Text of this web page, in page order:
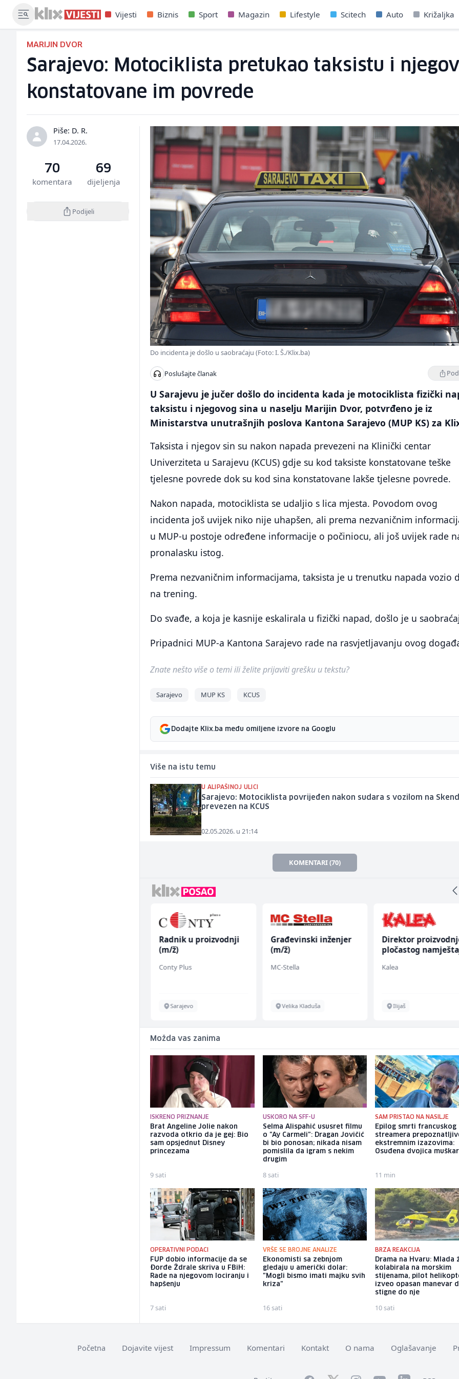
Vijesti Biznis Sport Magazin Lifestyle Scitech Auto Križaljka
MARIJIN DVOR
Sarajevo: Motociklista pretukao taksistu i
konstatovane im povrede
Piše: D. R.
17.04.2026.
70
komentara
69
dijeljenja
Podijeli
Do incidenta je došlo u saobraćaju (Foto: I. Š./Klix.ba)
Poslušajte članak
U Sarajevu je jučer došlo do incidenta kada je motociklista fizički
taksistu i njegovog sina u naselju Marijin Dvor, potvrđeno je iz
Ministarstva unutrašnjih poslova Kantona Sarajevo (MUP KS) za
Taksista i njegov sin su nakon napada prevezeni na Klinički centar
Univerziteta u Sarajevu (KCUS) gdje su kod taksiste konstatovane teške
tjelesne povrede dok su kod sina konstatovane lakše tjelesne povrede.
Nakon napada, motociklista se udaljio s lica mjesta. Povodom ovog
incidenta još uvijek niko nije uhapšen, ali prema nezvaničnim
u MUP-u postoje određene informacije o počiniocu, ali još uvijek rade
pronalasku istog.
Prema nezvaničnim informacijama, taksista je u trenutku napada vozio
na trening.
Do svađe, a koja je kasnije eskalirala u fizički napad, došlo je u
Pripadnici MUP-a Kantona Sarajevo rade na rasvjetljavanju ovog
Znate nešto više o temi ili želite prijaviti grešku u tekstu?
Sarajevo MUP KS KCUS
Dodajte Klix.ba među omiljene izvore na Googlu
Više na istu temu
U ALIPAŠINOJ ULICI
Sarajevo: Motociklista povrijeđen nakon sudara s vozilom na
prevezen na KCUS
02.05.2026. u 21:14
KOMENTARI (70)
Radnik u proizvodnji
(m/ž)
Conty Plus
Sarajevo
Građevinski inženjer
(m/ž)
MC-Stella
Velika Kladuša
Direktor
pločastog
Kalea
Ilijaš
Možda vas zanima
ISKRENO PRIZNANJE
Brat Angeline Jolie nakon
razvoda otkrio da je gej: Bio
sam opsjednut Disney
princezama
9 sati
USKORO NA SFF-U
Selma Alispahić ususret filmu
o "Ay Carmeli": Dragan Jovičić
bi bio ponosan; nikada nisam
pomislila da igram s nekim
drugim
8 sati
SAM PRISTAO NA NASILJE
Epilog smrti francuskog
streamera
ekstremnim izazovima:
Osuđena dvojica
11 min
OPERATIVNI PODACI
FUP dobio informacije da se
Đorđe Ždrale skriva u FBiH:
Rade na njegovom lociranju i
hapšenju
7 sati
VRŠE SE BROJNE ANALIZE
Ekonomisti sa zebnjom
gledaju u američki dolar:
"Mogli bismo imati majku svih
kriza"
16 sati
BRZA REAKCIJA
Drama na Hvaru: Mlada
kolabirala na morskim
stijenama, pilot
izveo opasan manevar
stigne do nje
10 sati
Početna Dojavite vijest Impressum Komentari Kontakt O nama Oglašavanje